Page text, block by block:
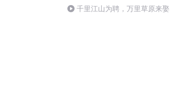
千里江山为聘，万里草原来娶